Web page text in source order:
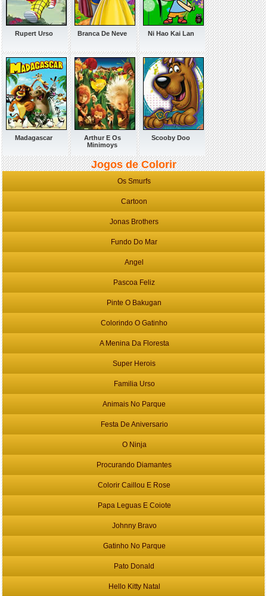
Rupert Urso Branca De Neve Ni Hao Kai Lan
Madagascar
Arthur E Os
Minimoys
Scooby Doo
Jogos de Colorir
Os Smurfs
Cartoon
Jonas Brothers
Fundo Do Mar
Angel
Pascoa Feliz
Pinte O Bakugan
Colorindo O Gatinho
A Menina Da Floresta
Super Herois
Familia Urso
Animais No Parque
Festa De Aniversario
O Ninja
Procurando Diamantes
Colorir Caillou E Rose
Papa Leguas E Coiote
Johnny Bravo
Gatinho No Parque
Pato Donald
Hello Kitty Natal